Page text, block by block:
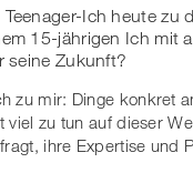
Ich heute zu
15-jährigen Ich mit
seine Zukunft?
zu mir: Dinge konkret
viel zu tun auf dieser
ihre Expertise und